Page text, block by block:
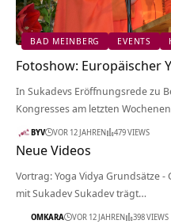
BAD MEINBERG EVENTS
Fotoshow: Europäischer
In Sukadevs Eröffnungsrede zu
Kongresses am letzten
BYV VOR 12 JAHREN 479 VIEWS
Neue Videos
Vortrag: Yoga Vidya Grundsätze
mit Sukadev Sukadev trägt…
OMKARA VOR 12 JAHREN 398 VIEWS